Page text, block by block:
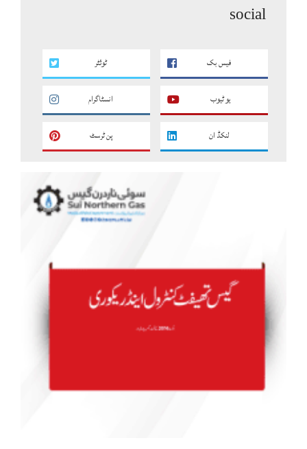
social
فیس بک ٹوئٹر
یو ٹیوب انسٹاگرام
لنکڈ ان پن ٹرسٹ